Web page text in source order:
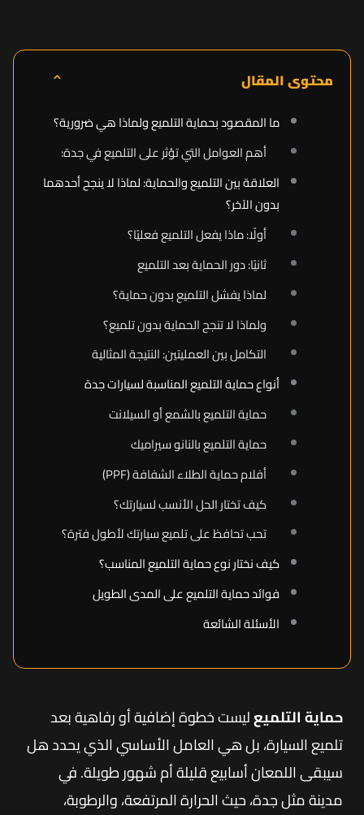
محتوى المقال ⌃
ما المقصود بحماية التلميع ولماذا هي ضرورية؟
أهم العوامل التي تؤثر على التلميع في جدة:
العلاقة بين التلميع والحماية: لماذا لا ينجح أحدهما
بدون الآخر؟
أولًا: ماذا يفعل التلميع فعليًا؟
ثانيًا: دور الحماية بعد التلميع
لماذا يفشل التلميع بدون حماية؟
ولماذا لا تنجح الحماية بدون تلميع؟
التكامل بين العمليتين: النتيجة المثالية
أنواع حماية التلميع المناسبة لسيارات جدة
حماية التلميع بالشمع أو السيلانت
حماية التلميع بالنانو سيراميك
أفلام حماية الطلاء الشفافة (PPF)
كيف تختار الحل الأنسب لسيارتك؟
تحب تحافظ على تلميع سيارتك لأطول فترة؟
كيف نختار نوع حماية التلميع المناسب؟
فوائد حماية التلميع على المدى الطويل
الأسئلة الشائعة
حماية التلميعليست خطوة إضافية أو رفاهية بعد
تلميع السيارة، بل هي العامل الأساسي الذي يحدد هل
سيبقى اللمعان أسابيع قليلة أم شهور طويلة. في
مدينة مثل جدة، حيث الحرارة المرتفعة، والرطوبة،